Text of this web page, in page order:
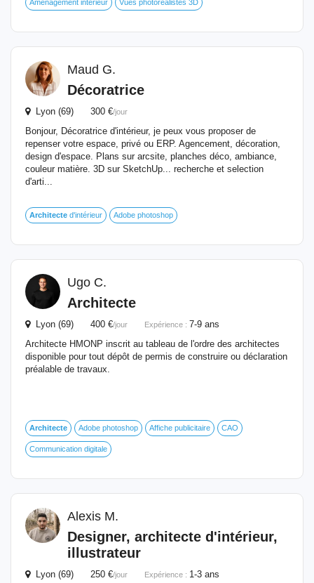
Aménagement intérieur Vues photoréalistes 3D
Maud G.
Décoratrice
Lyon (69) 300 €/jour
Bonjour, Décoratrice d'intérieur, je peux vous proposer de
repenser votre espace, privé ou ERP. Agencement, décoration,
design d'espace. Plans sur arcsite, planches déco, ambiance,
couleur matière. 3D sur SketchUp... recherche et selection
d'arti...
Architecte d'intérieur Adobe photoshop
Ugo C.
Architecte
Lyon (69) 400 €/jour Expérience : 7-9 ans
Architecte HMONP inscrit au tableau de l'ordre des architectes
disponible pour tout dépôt de permis de construire ou déclaration
préalable de travaux.
Architecte Adobe photoshop Affiche publicitaire CAO
Communication digitale
Alexis M.
Designer, architecte d'intérieur,
illustrateur
Lyon (69) 250 €/jour Expérience : 1-3 ans